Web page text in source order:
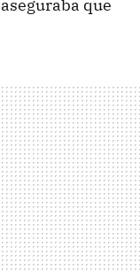
aseguraba que